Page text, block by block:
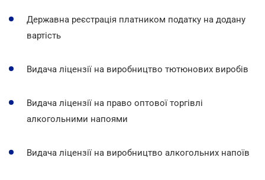
Державна реєстрація платником податку на додану
вартість
Видача ліцензії на виробництво тютюнових виробів
Видача ліцензії на право оптової торгівлі
алкогольними напоями
Видача ліцензії на виробництво алкогольних напоїв